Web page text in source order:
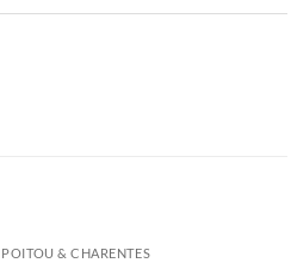
POITOU & CHARENTES